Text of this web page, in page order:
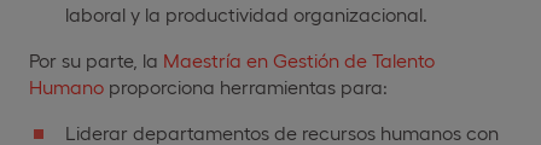
laboral y la productividad organizacional.
Por su parte, la Maestría en Gestión de Talento
Humano proporciona herramientas para:
Liderar departamentos de recursos humanos con